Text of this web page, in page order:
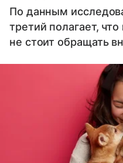
По данным
третий полагает,
не стоит обращать